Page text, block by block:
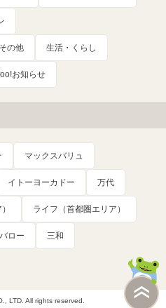
の他 生活・くらし
お知らせ
マックスバリュ
イトーヨーカドー 万代
ライフ（首都圏エリア）
バロー 三和
LTD. All rights reserved.